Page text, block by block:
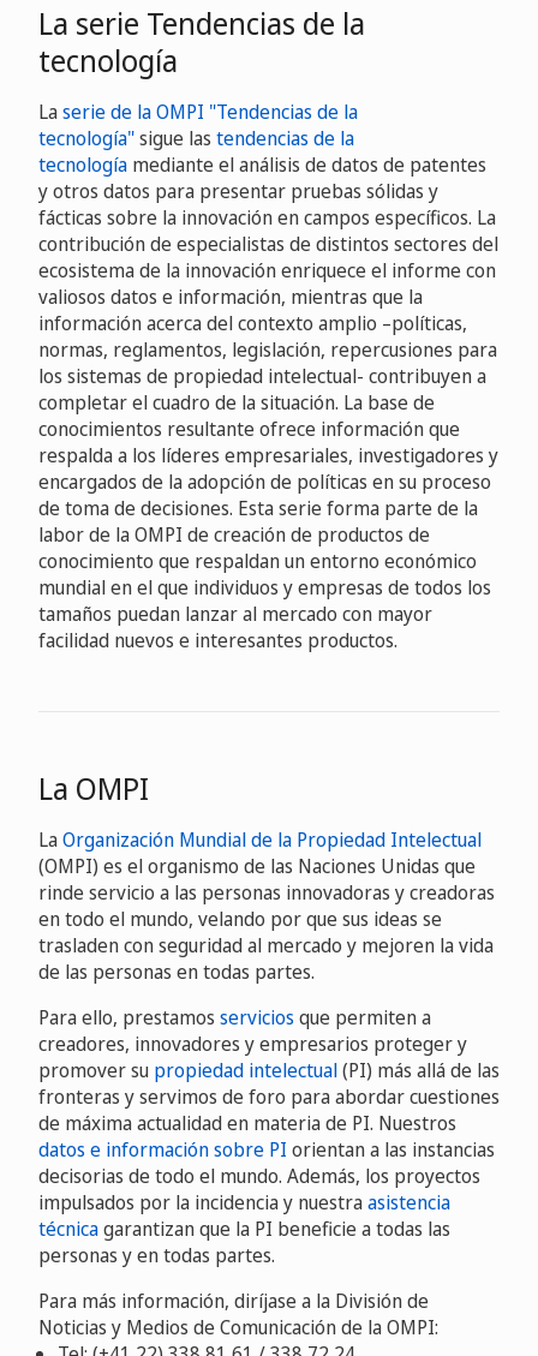
La serie Tendencias de la
tecnología
Laserie de la OMPI "Tendencias de la
tecnología"sigue las tendencias de la
tecnología mediante el análisis de datos de patentes
y otros datos para presentar pruebas sólidas y
fácticas sobre la innovación en campos específicos. La
contribución de especialistas de distintos sectores del
ecosistema de la innovación enriquece el informe con
valiosos datos e información, mientras que la
información acerca del contexto amplio –políticas,
normas, reglamentos, legislación, repercusiones para
los sistemas de propiedad intelectual- contribuyen a
completar el cuadro de la situación. La base de
conocimientos resultante ofrece información que
respalda a los líderes empresariales, investigadores y
encargados de la adopción de políticas en su proceso
de toma de decisiones. Esta serie forma parte de la
labor de la OMPI de creación de productos de
conocimiento que respaldan un entorno económico
mundial en el que individuos y empresas de todos los
tamaños puedan lanzar al mercado con mayor
facilidad nuevos e interesantes productos.
La OMPI
LaOrganización Mundial de la Propiedad Intelectual
(OMPI) es el organismo de las Naciones Unidas que
rinde servicio a las personas innovadoras y creadoras
en todo el mundo, velando por que sus ideas se
trasladen con seguridad al mercado y mejoren la vida
de las personas en todas partes.
Para ello, prestamos servicios que permiten a
creadores, innovadores y empresarios proteger y
promover su propiedad intelectual(PI) más allá de las
fronteras y servimos de foro para abordar cuestiones
de máxima actualidad en materia de PI. Nuestros
datos e información sobre PI orientan a las instancias
decisorias de todo el mundo. Además, los proyectos
impulsados por la incidencia y nuestraasistencia
técnicagarantizan que la PI beneficie a todas las
personas y en todas partes.
Para más información, diríjase a la División de
Noticias y Medios de Comunicación de la OMPI: